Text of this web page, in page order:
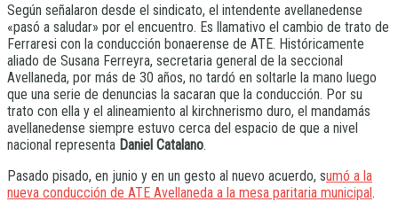
Según señalaron desde el sindicato, el intendente avellanedense
«pasó a saludar» por el encuentro. Es llamativo el cambio de trato de
Ferraresi con la conducción bonaerense de ATE. Históricamente
aliado de Susana Ferreyra, secretaria general de la seccional
Avellaneda, por más de 30 años, no tardó en soltarle la mano luego
que una serie de denuncias la sacaran que la conducción. Por su
trato con ella y el alineamiento al kirchnerismo duro, el mandamás
avellanedense siempre estuvo cerca del espacio de que a nivel
nacional representa Daniel Catalano.
Pasado pisado, en junio y en un gesto al nuevo acuerdo, sumó a la
nueva conducción de ATE Avellaneda a la mesa paritaria municipal.